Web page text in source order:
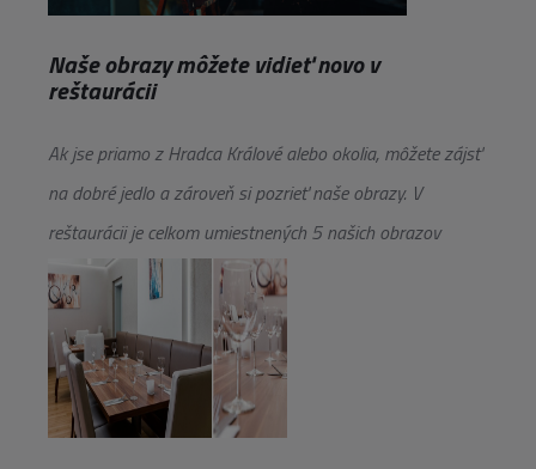
Naše obrazy môžete vidieť novo v
reštaurácii
Ak jse priamo z Hradca Králové alebo okolia, môžete zájsť
na dobré jedlo a zároveň si pozrieť naše obrazy. V
reštaurácii je celkom umiestnených 5 našich obrazov